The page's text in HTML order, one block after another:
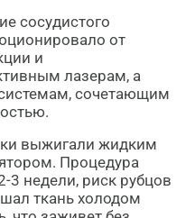
сосудистого
от
и
лазерам, а
сочетающим
выжигали жидким
Процедура
3 недели, риск рубцов
ткань холодом